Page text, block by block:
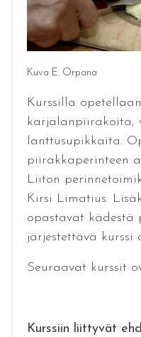
Kuva E. Orpana
Kurssilla
karjalanpiirakoita,
lanttusupikkaita.
piirakkaperinteen
Liiton
Kirsi Limatius.
opastavat kädestä
järjestettävä kurssi
Seuraavat kurssit
Kurssiin liittyvät